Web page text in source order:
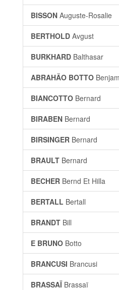
BISSON Auguste-Rosalie
BERTHOLD Avgust
BURKHARD Balthasar
ABRAHÃO BOTTO
BIANCOTTO Bernard
BIRABEN Bernard
BIRSINGER Bernard
BRAULT Bernard
BECHER Bernd Et Hilla
BERTALL Bertall
BRANDT Bill
E BRUNO Botto
BRANCUSI Brancusi
BRASSAÏ Brassaï